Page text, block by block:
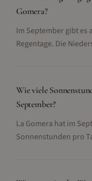
Gomera?
Im September gibt es
Regentage. Die
Wie viele
September?
La Gomera hat im
Sonnenstunden pro